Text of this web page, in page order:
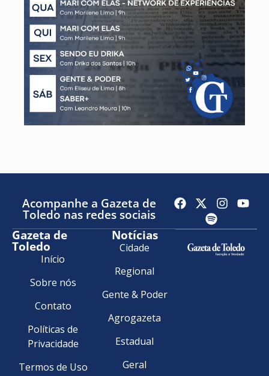
Acompanhe a Gazeta de
Toledo nas redes sociais
Gazeta de
Toledo
Início
Sobre nós
Contato
Políticas de
Privacidade
Termos de Uso
Notícias
Cidade
Regional
Gente & Poder
Agrogazeta
Estadual
Geral